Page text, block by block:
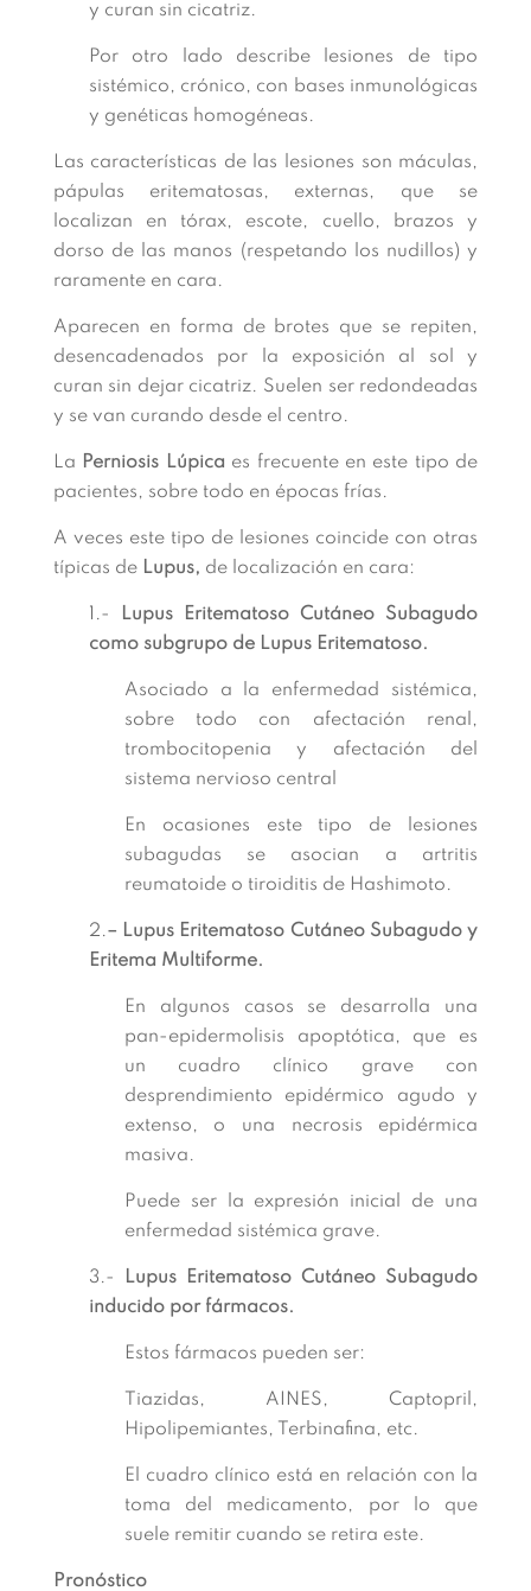
y curan sin cicatriz.
Por otro lado describe lesiones de tipo
sistémico, crónico, con bases inmunológicas
y genéticas homogéneas.
Las características de las lesiones son máculas,
pápulas eritematosas, externas, que se
localizan en tórax, escote, cuello, brazos y
dorso de las manos (respetando los nudillos) y
raramente en cara.
Aparecen en forma de brotes que se repiten,
desencadenados por la exposición al sol y
curan sin dejar cicatriz. Suelen ser redondeadas
y se van curando desde el centro.
La Perniosis Lúpica es frecuente en este tipo de
pacientes, sobre todo en épocas frías.
A veces este tipo de lesiones coincide con otras
típicas de Lupus, de localización en cara:
1.-
Lupus Eritematoso Cutáneo Subagudo
como subgrupo de Lupus Eritematoso.
Asociado a la enfermedad sistémica,
sobre todo con afectación renal,
trombocitopenia y afectación del
sistema nervioso central
En ocasiones este tipo de lesiones
subagudas se asocian a artritis
reumatoide o tiroiditis de Hashimoto.
2.– Lupus Eritematoso Cutáneo Subagudo y
Eritema Multiforme.
En algunos casos se desarrolla una
pan-epidermolisis apoptótica, que es
un cuadro clínico grave con
desprendimiento epidérmico agudo y
extenso, o una necrosis epidérmica
masiva.
Puede ser la expresión inicial de una
enfermedad sistémica grave.
3.-
Lupus Eritematoso Cutáneo Subagudo
inducido por fármacos.
Estos fármacos pueden ser:
Tiazidas, AINES, Captopril,
Hipolipemiantes, Terbinafina, etc.
El cuadro clínico está en relación con la
toma del medicamento, por lo que
suele remitir cuando se retira este.
Pronóstico